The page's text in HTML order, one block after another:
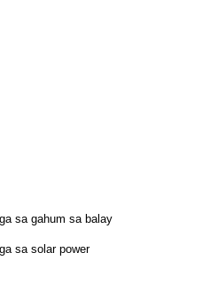
sa gahum sa balay
sa solar power